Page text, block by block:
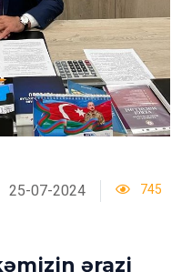
25-07-2024 745
ərazi